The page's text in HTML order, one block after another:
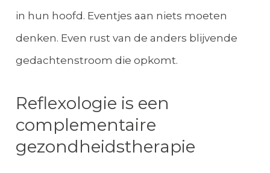
in hun hoofd. Eventjes aan niets moeten
denken. Even rust van de anders blijvende
gedachtenstroom die opkomt.
Reflexologie is een
complementaire
gezondheidstherapie